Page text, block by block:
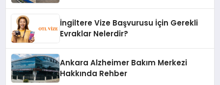
İngiltere Vize Başvurusu İçin Gerekli
Evraklar Nelerdir?
Ankara Alzheimer Bakım Merkezi
Hakkında Rehber